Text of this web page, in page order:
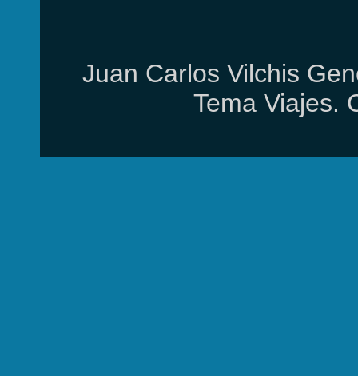
Juan Carlos Vilchis
Tema Viajes.